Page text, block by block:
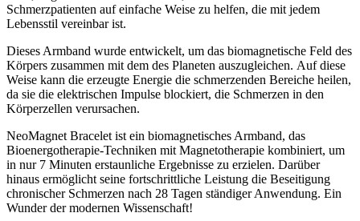
Schmerzpatienten auf einfache Weise zu helfen, die mit jedem
Lebensstil vereinbar ist.
Dieses Armband wurde entwickelt, um das biomagnetische Feld des
Körpers zusammen mit dem des Planeten auszugleichen. Auf diese
Weise kann die erzeugte Energie die schmerzenden Bereiche heilen,
da sie die elektrischen Impulse blockiert, die Schmerzen in den
Körperzellen verursachen.
NeoMagnet Bracelet ist ein biomagnetisches Armband, das
Bioenergotherapie-Techniken mit Magnetotherapie kombiniert, um
in nur 7 Minuten erstaunliche Ergebnisse zu erzielen. Darüber
hinaus ermöglicht seine fortschrittliche Leistung die Beseitigung
chronischer Schmerzen nach 28 Tagen ständiger Anwendung. Ein
Wunder der modernen Wissenschaft!